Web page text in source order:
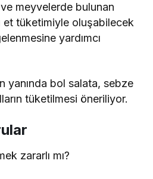
meyvelerde bulunan
et tüketimiyle oluşabilecek
yardımcı
yanında bol salata, sebze
tüketilmesi öneriliyor.
zararlı mı?